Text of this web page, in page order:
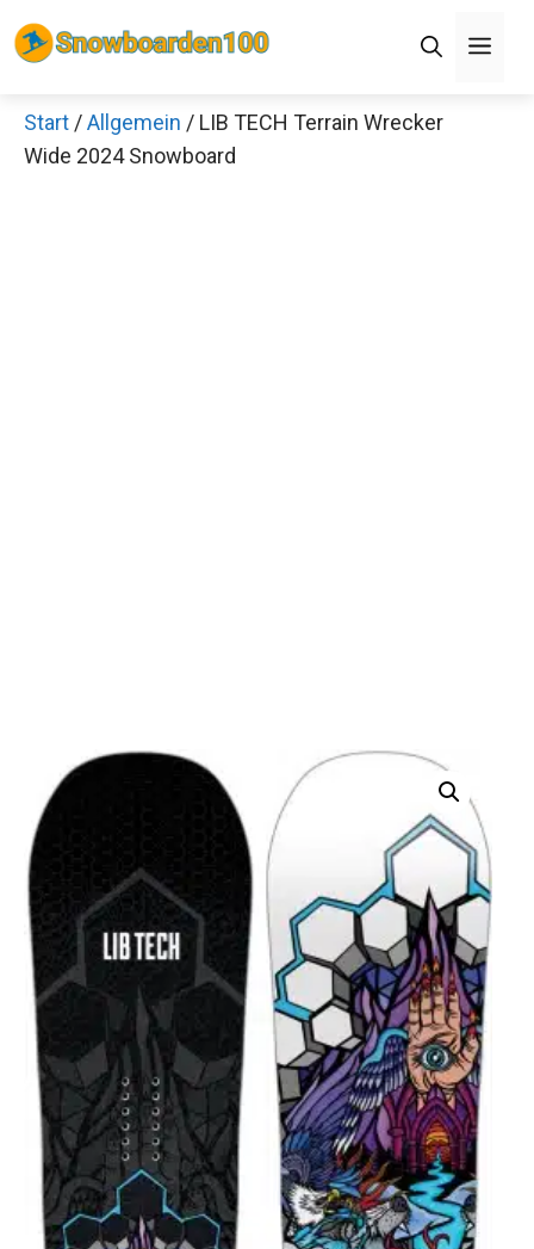
Inhalt
Start /Allgemein / LIB TECH Terrain Wrecker
Wide 2024 SnowboardDecathlon Sale